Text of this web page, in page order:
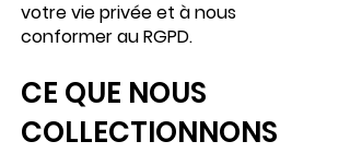
votre vie privée et à nous
conformer au RGPD.
CE QUE NOUS
COLLECTIONNONS